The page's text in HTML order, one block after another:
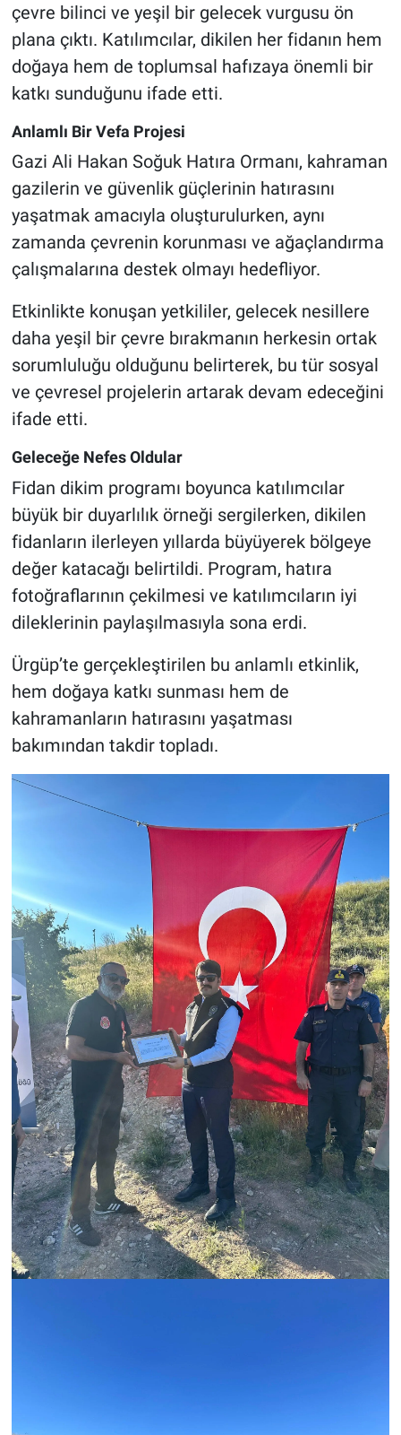
çevre bilinci ve yeşil bir gelecek vurgusu ön
plana çıktı. Katılımcılar, dikilen her fidanın hem
doğaya hem de toplumsal hafızaya önemli bir
katkı sunduğunu ifade etti.
Anlamlı Bir Vefa Projesi
Gazi Ali Hakan Soğuk Hatıra Ormanı, kahraman
gazilerin ve güvenlik güçlerinin hatırasını
yaşatmak amacıyla oluşturulurken, aynı
zamanda çevrenin korunması ve ağaçlandırma
çalışmalarına destek olmayı hedefliyor.
Etkinlikte konuşan yetkililer, gelecek nesillere
daha yeşil bir çevre bırakmanın herkesin ortak
sorumluluğu olduğunu belirterek, bu tür sosyal
ve çevresel projelerin artarak devam edeceğini
ifade etti.
Geleceğe Nefes Oldular
Fidan dikim programı boyunca katılımcılar
büyük bir duyarlılık örneği sergilerken, dikilen
fidanların ilerleyen yıllarda büyüyerek bölgeye
değer katacağı belirtildi. Program, hatıra
fotoğraflarının çekilmesi ve katılımcıların iyi
dileklerinin paylaşılmasıyla sona erdi.
Ürgüp’te gerçekleştirilen bu anlamlı etkinlik,
hem doğaya katkı sunması hem de
kahramanların hatırasını yaşatması
bakımından takdir topladı.
Magazin
Çevre
Haberde İnsan